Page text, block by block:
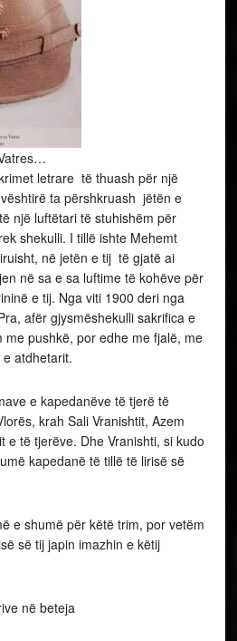
letrare të thuash për një
ta përshkruash jëtën e
një luftëtari të stuhishëm për
shekulli. I tillë ishte Mehemt
në jetën e tij të gjatë ai
në sa e sa luftime të kohëve për
e tij. Nga viti 1900 deri nga
afër gjysmëshekulli sakrifica e
me pushkë, por edhe me fjalë, me
atdhetarit.
e kapedanëve të tjerë të
krah Sali Vranishtit, Azem
e të tjerëve. Dhe Vranishti, si kudo
kapedanë të tillë të lirisë së
e shumë për këtë trim, por vetëm
së tij japin imazhin e këtij
në beteja